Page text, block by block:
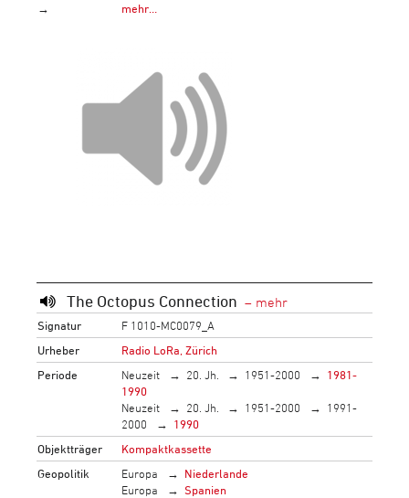
→
mehr…
The Octopus Connection
Signatur
F 1010-MC0079_A
Urheber
Radio LoRa, Zürich
Periode
Neuzeit 20. Jh. 1951-2000
1981-
1990
Neuzeit
20. Jh. 1951-2000
1991-
2000
1990
Objektträger
Kompaktkassette
Geopolitik
Europa
Niederlande
Europa
Spanien